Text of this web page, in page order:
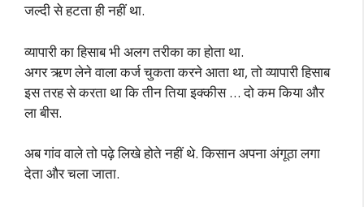
जल्दी से हटता ही नहीं था.
व्यापारी का हिसाब भी अलग तरीका का होता था.
अगर ऋण लेने वाला कर्ज चुकता करने आता था, तो व्यापारी हिसाब
इस तरह से करता था कि तीन तिया इक्कीस … दो कम किया और
ला बीस.
अब गांव वाले तो पढ़े लिखे होते नहीं थे. किसान अपना अंगूठा लगा
देता और चला जाता.